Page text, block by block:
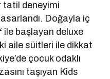
tatil deneyimi
Doğayla iç
ile başlayan deluxe
aile süitleri ile dikkat
çocuk odaklı
taşıyan Kids